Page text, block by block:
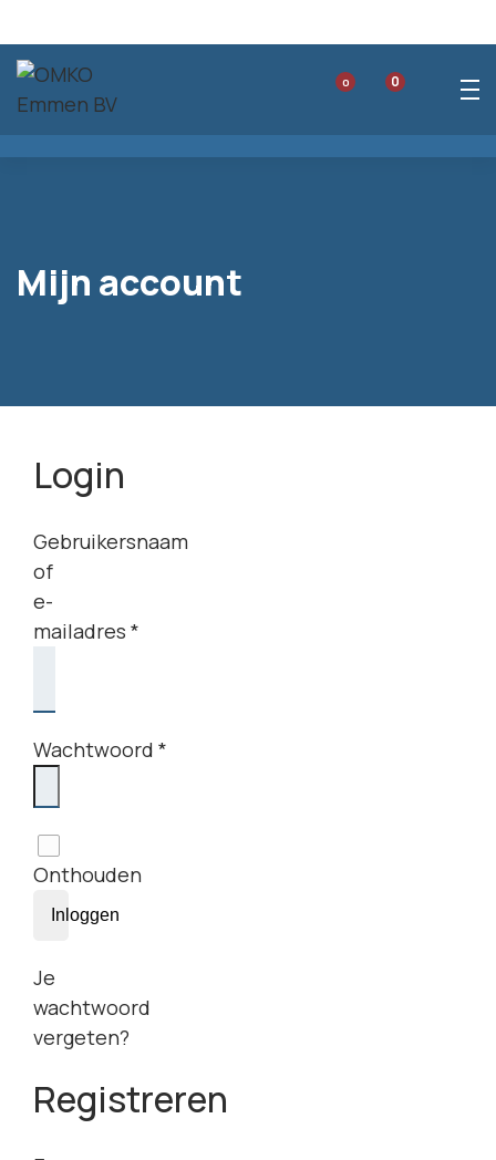
0 0
Mijn account
Login
Gebruikersnaam
of
e-
mailadres *
Wachtwoord *
Onthouden
Inloggen
Je
wachtwoord
vergeten?
Registreren